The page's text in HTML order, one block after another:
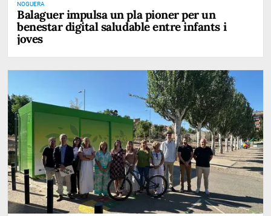
NOGUERA
Balaguer impulsa un pla pioner per un
benestar digital saludable entre infants i
joves